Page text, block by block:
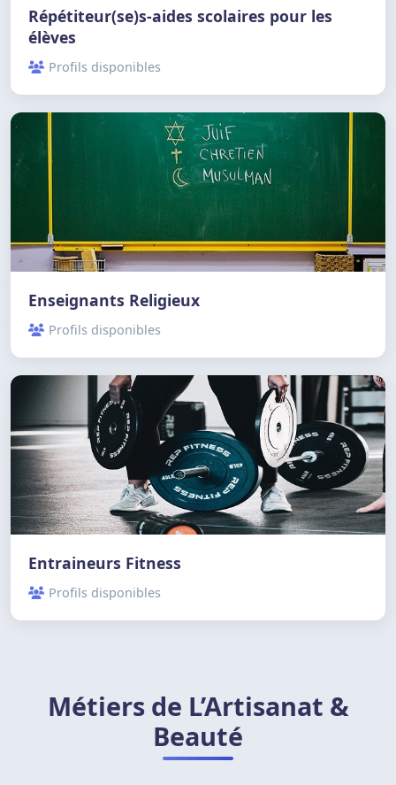
Répétiteur(se)s-aides scolaires pour les
élèves
Profils disponibles
Enseignants Religieux
Profils disponibles
Entraineurs Fitness
Profils disponibles
Métiers de L’Artisanat &
Beauté